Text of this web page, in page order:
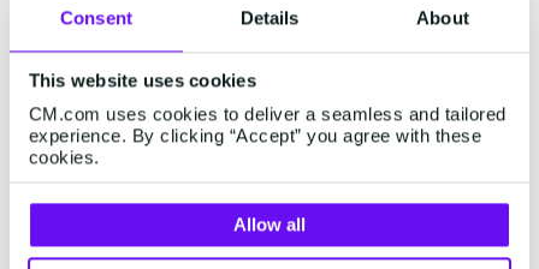
Consent Details About
This website uses cookies
CM.com uses cookies to deliver a seamless and tailored
experience. By clicking “Accept” you agree with these
cookies.
Allow all
Comment puis-je
communiquer avec mes
clients via WhatsApp?
Il existe 2 types de messages: la notification
push et la conversation.
Notification push :